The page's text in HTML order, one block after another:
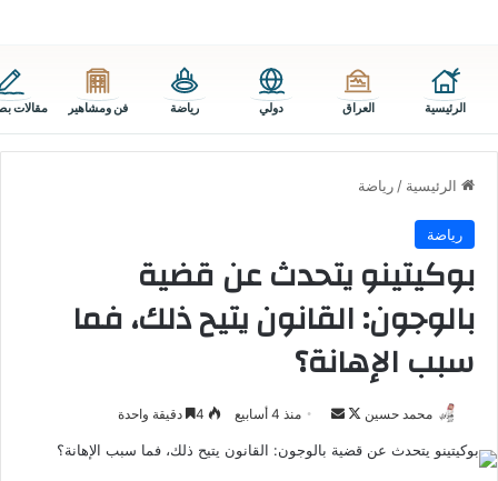
الرئيسية العراق دولي رياضة فن ومشاهير مقالات
الرئيسية / رياضة
رياضة
بوكيتينو يتحدث عن قضية
بالوجون: القانون يتيح ذلك، فما
سبب الإهانة؟
محمد حسين
تابعأرسل منذ 4 أسابيع دقيقة واحدة